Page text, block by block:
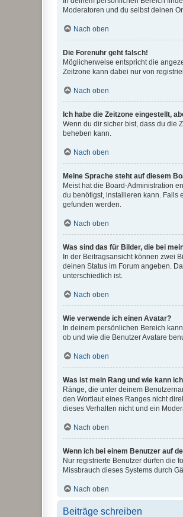
Moderatoren und du selbst deinen
Nach oben
Die Forenuhr geht falsch!
Möglicherweise entspricht die
Zeitzone kann dabei nur von
Nach oben
Ich habe die Zeitzone eingestellt,
Wenn du dir sicher bist, dass du die
beheben kann.
Nach oben
Meine Sprache steht auf diesem
Meist hat die Board-Administration
du benötigst, installieren kann. Falls
gefunden werden.
Nach oben
Was sind das für Bilder, die bei
In der Beitragsansicht können zwei
deinen Status im Forum angeben.
unterschiedlich ist.
Nach oben
Wie verwende ich einen Avatar?
In deinem persönlichen Bereich
ob und wie die Benutzer Avatare
Nach oben
Was ist mein Rang und wie kann
Ränge, die unter deinem
den Wortlaut eines Ranges nicht
dieses Verhalten nicht und ein
Nach oben
Wenn ich bei einem Benutzer auf
Nur registrierte Benutzer dürfen die
Missbrauch dieses Systems durch
Nach oben
Beiträge schreiben